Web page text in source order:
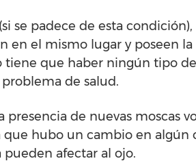
se padece de esta
el mismo lugar y poseen
que haber ningún tipo
de salud.
de nuevas moscas
hubo un cambio en
afectar al ojo.